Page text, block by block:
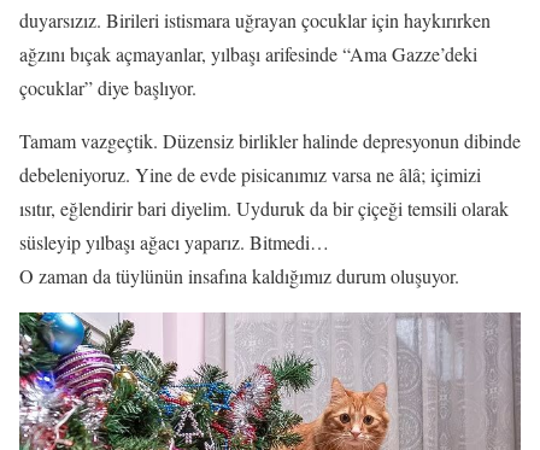
duyarsızız. Birileri istismara uğrayan çocuklar için haykırırken
ağzını bıçak açmayanlar, yılbaşı arifesinde “Ama Gazze’deki
çocuklar” diye başlıyor.
Tamam vazgeçtik. Düzensiz birlikler halinde depresyonun dibinde
debeleniyoruz. Yine de evde pisicanımız varsa ne âlâ; içimizi
ısıtır, eğlendirir bari diyelim. Uyduruk da bir çiçeği temsili olarak
süsleyip yılbaşı ağacı yaparız. Bitmedi…
O zaman da tüylünün insafına kaldığımız durum oluşuyor.